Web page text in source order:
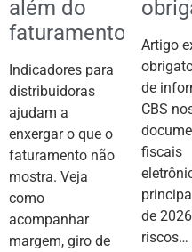
além do
faturamento
Indicadores para
distribuidoras
ajudam a
enxergar o que o
faturamento não
mostra. Veja
como
acompanhar
margem, giro de
Artigo
de
CBS
fiscais
de
riscos…